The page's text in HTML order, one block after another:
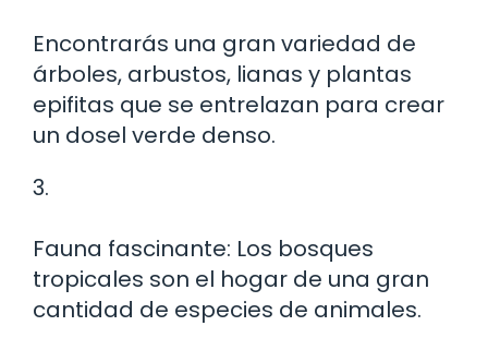
Encontrarás una gran variedad de
árboles, arbustos, lianas y plantas
epifitas que se entrelazan para crear
un dosel verde denso.
3.
Fauna fascinante: Los bosques
tropicales son el hogar de una gran
cantidad de especies de animales.